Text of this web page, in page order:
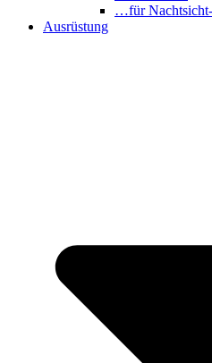
…für
Ausrüstung